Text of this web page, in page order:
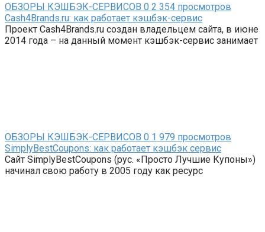
ОБЗОРЫ КЭШБЭК-СЕРВИСОВ 0 2 354 просмотров
Cash4Brands.ru: как работает кэшбэк-сервис
Проект Cash4Brands.ru создан владельцем сайта, в июне
2014 года – на данный момент кэшбэк-сервис занимает
ОБЗОРЫ КЭШБЭК-СЕРВИСОВ 0 1 979 просмотров
SimplyBestCoupons: как работает кэшбэк сервис
Сайт SimplyBestCoupons (рус. «Просто Лучшие Купоны»)
начинал свою работу в 2005 году как ресурс